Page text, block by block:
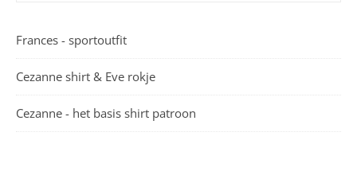
Frances - sportoutfit
Cezanne shirt & Eve rokje
Cezanne - het basis shirt patroon